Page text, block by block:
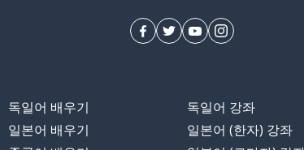
독일어 배우기
일본어 배우기
독일어 강좌
일본어 (한자) 강좌